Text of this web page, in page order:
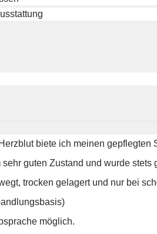
biete ich meinen gepflegten
guten Zustand und wurde stets
trocken gelagert und nur bei
möglich.